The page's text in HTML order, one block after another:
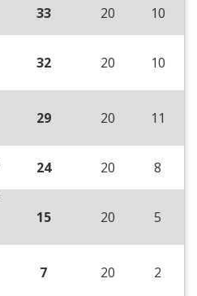
33 20 10
32 20 10
29 20 11
24 20 8
15 20 5
7 20 2